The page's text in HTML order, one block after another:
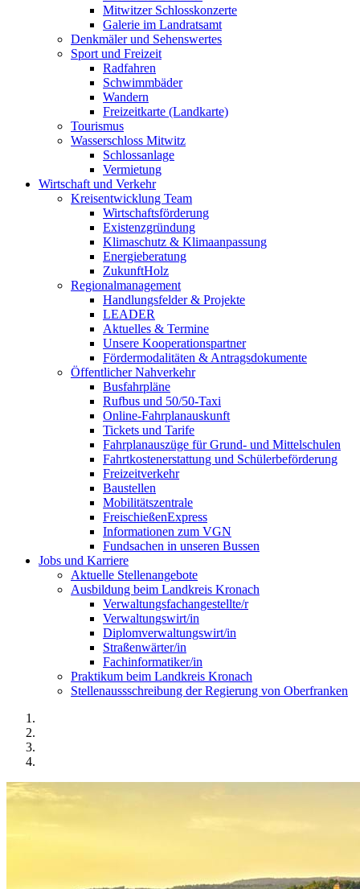
Mitwitzer Schlosskonzerte
Galerie im Landratsamt
Denkmäler und Sehenswertes
Sport und Freizeit
Radfahren
Schwimmbäder
Wandern
Freizeitkarte (Landkarte)
Tourismus
Wasserschloss Mitwitz
Schlossanlage
Vermietung
Wirtschaft und Verkehr
Kreisentwicklung Team
Wirtschaftsförderung
Existenzgründung
Klimaschutz & Klimaanpassung
Energieberatung
ZukunftHolz
Regionalmanagement
Handlungsfelder & Projekte
LEADER
Aktuelles & Termine
Unsere Kooperationspartner
Fördermodalitäten & Antragsdokumente
Öffentlicher Nahverkehr
Busfahrpläne
Rufbus und 50/50-Taxi
Online-Fahrplanauskunft
Tickets und Tarife
Fahrplanauszüge für Grund- und Mittelschulen
Fahrtkostenerstattung und Schülerbeförderung
Freizeitverkehr
Baustellen
Mobilitätszentrale
FreischießenExpress
Informationen zum VGN
Fundsachen in unseren Bussen
Jobs und Karriere
Aktuelle Stellenangebote
Ausbildung beim Landkreis Kronach
Verwaltungsfachangestellte/r
Verwaltungswirt/in
Diplomverwaltungswirt/in
Straßenwärter/in
Fachinformatiker/in
Praktikum beim Landkreis Kronach
Stellenaussschreibung der Regierung von Oberfranken